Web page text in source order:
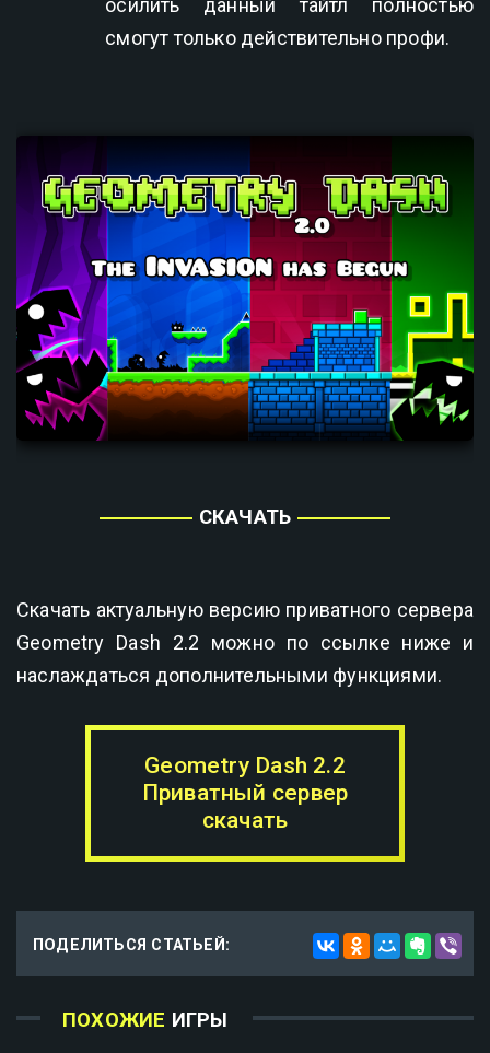
осилить данный тайтл полностью
смогут только действительно профи.
СКАЧАТЬ
Скачать актуальную версию приватного сервера
Geometry Dash 2.2 можно по ссылке ниже и
наслаждаться дополнительными функциями.
Geometry Dash 2.2
Приватный сервер
скачать
ПОДЕЛИТЬСЯ СТАТЬЕЙ:
ПОХОЖИЕ ИГРЫ